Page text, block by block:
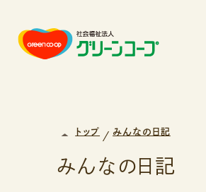
トップ
みんなの日記
みんなの日記